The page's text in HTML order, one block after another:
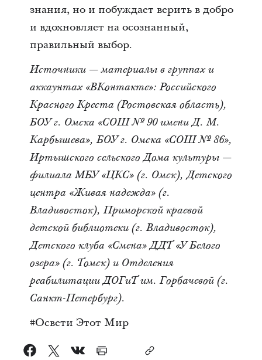
знания, но и побуждает верить в добро
и вдохновляет на осознанный,
правильный выбор.
Источники — материалы в группах и
аккаунтах «ВКонтакте»: Российского
Красного Креста (Ростовская область),
БОУ г. Омска «СОШ № 90 имени Д. М.
Карбышева», БОУ г. Омска «СОШ № 86»,
Иртышского сельского Дома культуры —
филиала МБУ «ЦКС» (г. Омск), Детского
центра «Живая надежда» (г.
Владивосток), Приморской краевой
детской библиотеки (г. Владивосток),
Детского клуба «Смена» ДДТ «У Белого
озера» (г. Томск) и Отделения
реабилитации ДОГиТ им. Горбачевой (г.
Санкт-Петербург).
#Освети Этот Мир